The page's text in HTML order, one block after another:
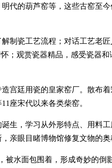
代的葫芦窑等，这些古窑至
制瓷工艺流程；对话工艺老
；观赏瓷器精品，感受瓷器和
宫廷用瓷的皇家窑厂。散布
座宋代以来各类柴窑。
生，学习从外形特点、用料
亲眼目睹博物馆修复文物的奥
被水面包围着，形成奇妙的倒